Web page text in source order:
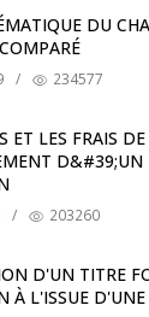
DU
/ 234577
ET LES FRAIS
D&#39;UN
/ 203260
D'UN TITRE
À L'ISSUE